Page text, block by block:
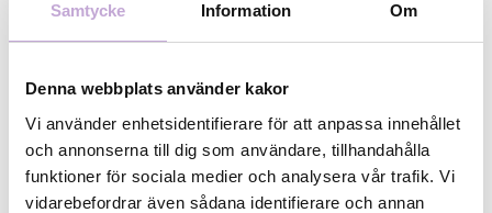
Samtycke Information Om
Denna webbplats använder kakor
Vi använder enhetsidentifierare för att anpassa innehållet
och annonserna till dig som användare, tillhandahålla
funktioner för sociala medier och analysera vår trafik. Vi
vidarebefordrar även sådana identifierare och annan
Tora deltog i Filmbasens första talangprogram 2008,
och fick då ett årslångt stipendium i form av teknik,
med andra regissörer och Filmbasens Anne-Marie
Söhrman Fermelin.